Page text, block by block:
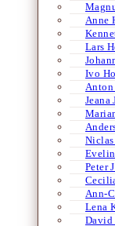
Anne
Lars
Ivo
Anton
Jeana
Niclas
Peter
Ann-
Lena
David